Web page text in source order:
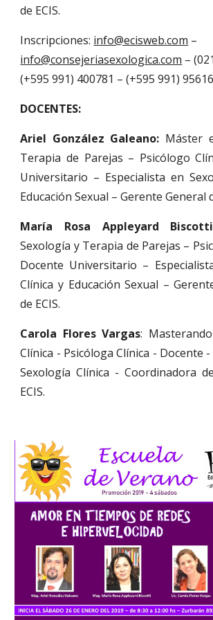
de ECIS.
Inscripciones: info@ecisweb.com –
info@consejeriasexologica.com –
(+595 991) 400781 – (+595 991)
DOCENTES:
Ariel González Galeano: Máster
Terapia de Parejas – Psicólogo
Universitario – Especialista en
Educación Sexual – Gerente General
María Rosa Appleyard
Sexología y Terapia de Parejas –
Docente Universitario –
Clínica y Educación Sexual –
de ECIS.
Carola Flores Vargas:
Clínica - Psicóloga Clínica - Docente
Sexología Clínica - Coordinadora
ECIS.